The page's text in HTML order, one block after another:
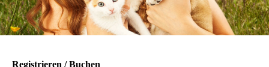
Registrieren / Buchen